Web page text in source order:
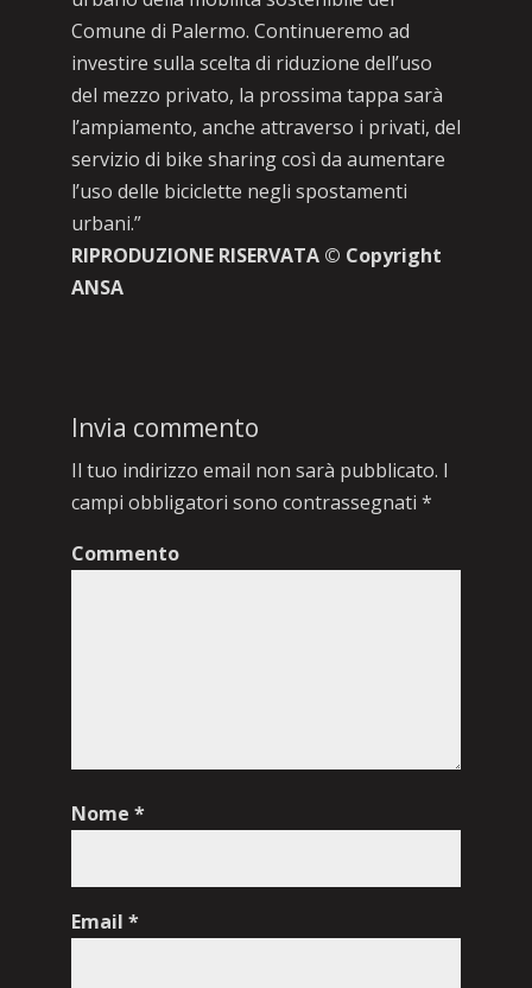
Comune di Palermo. Continueremo ad
investire sulla scelta di riduzione dell’uso
del mezzo privato, la prossima tappa sarà
l’ampiamento, anche attraverso i privati, del
servizio di bike sharing così da aumentare
l’uso delle biciclette negli spostamenti
urbani.”
RIPRODUZIONE RISERVATA © Copyright
ANSA
Invia commento
Il tuo indirizzo email non sarà pubblicato. I
campi obbligatori sono contrassegnati *
Commento
Nome *
Email *